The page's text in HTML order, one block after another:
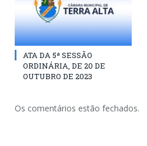
ATA DA 5ª SESSÃO
ORDINÁRIA, DE 20 DE
OUTUBRO DE 2023
Os comentários estão fechados.